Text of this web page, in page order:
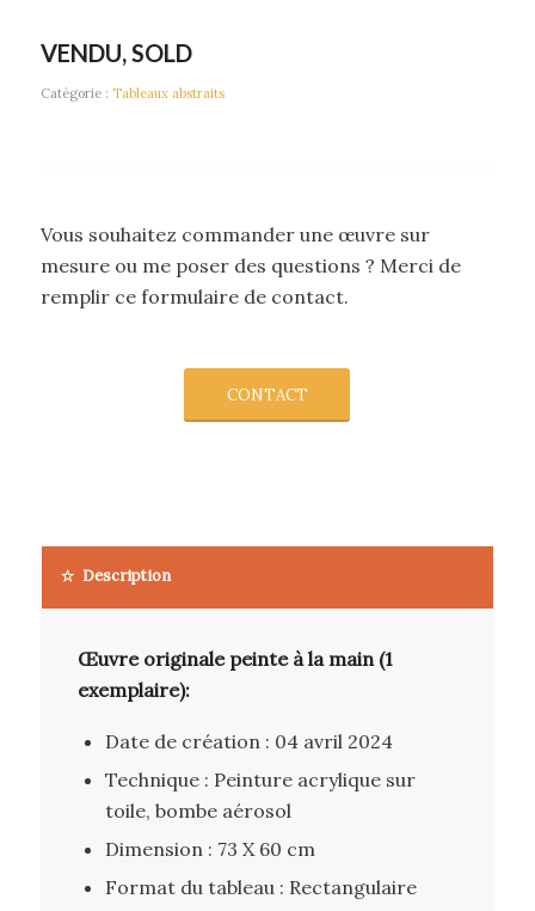
VENDU, SOLD
Catégorie : Tableaux abstraits
Vous souhaitez commander une œuvre sur
mesure ou me poser des questions ? Merci de
remplir ce formulaire de contact.
CONTACT
Description
Œuvre originale peinte à la main (1
exemplaire):
Date de création : 04 avril 2024
Technique : Peinture acrylique sur
toile, bombe aérosol
Dimension : 73 X 60 cm
Format du tableau : Rectangulaire